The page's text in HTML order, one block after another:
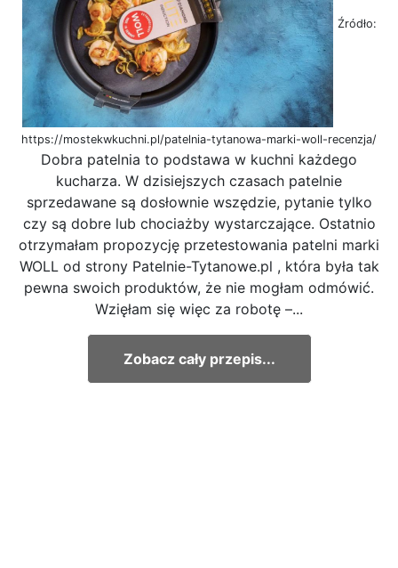
Źródło:
https://mostekwkuchni.pl/patelnia-tytanowa-marki-woll-recenzja/
Dobra patelnia to podstawa w kuchni każdego
kucharza. W dzisiejszych czasach patelnie
sprzedawane są dosłownie wszędzie, pytanie tylko
czy są dobre lub chociażby wystarczające. Ostatnio
otrzymałam propozycję przetestowania patelni marki
WOLL od strony Patelnie-Tytanowe.pl , która była tak
pewna swoich produktów, że nie mogłam odmówić.
Wzięłam się więc za robotę –...
Zobacz cały przepis...